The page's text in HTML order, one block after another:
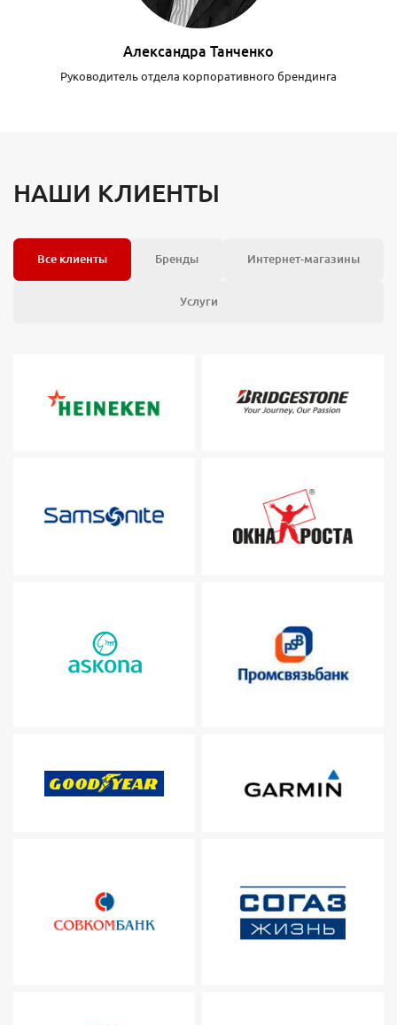
Александра Танченко
Руководитель отдела корпоративного брендинга
НАШИ КЛИЕНТЫ
Все клиенты Бренды Интернет-магазины
Услуги